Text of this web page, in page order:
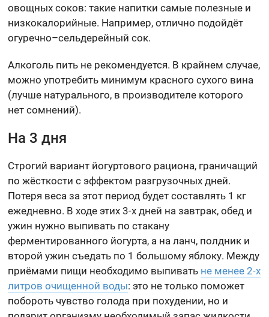
овощных соков: такие напитки самые полезные и
низкокалорийные. Например, отлично подойдёт
огуречно–сельдерейный сок.
Алкоголь пить не рекомендуется. В крайнем случае,
можно употребить минимум красного сухого вина
(лучше натурального, в производителе которого
нет сомнений).
На 3 дня
Строгий вариант йогуртового рациона, граничащий
по жёсткости с эффектом разгрузочных дней.
Потеря веса за этот период будет составлять 1 кг
ежедневно. В ходе этих 3-х дней на завтрак, обед и
ужин нужно выпивать по стакану
ферментированного йогурта, а на ланч, полдник и
второй ужин съедать по 1 большому яблоку. Между
приёмами пищи необходимо выпивать не менее 2-х
литров очищенной воды: это не только поможет
побороть чувство голода при похудении, но и